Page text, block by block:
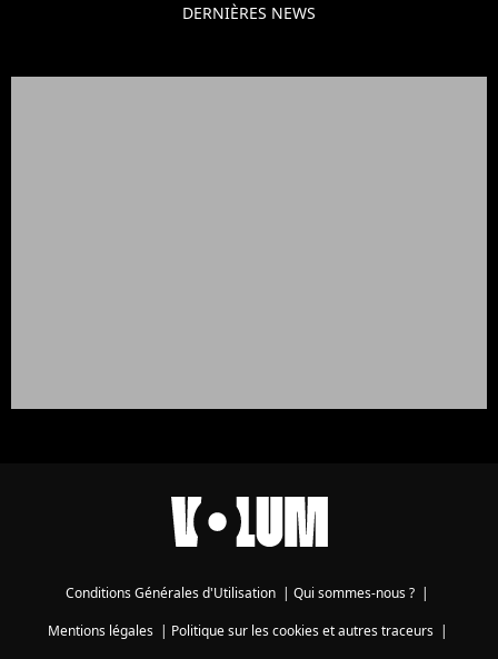
DERNIÈRES NEWS
Conditions Générales d'Utilisation | Qui sommes-nous ? |
Mentions légales| Politique sur les cookies et autres traceurs|